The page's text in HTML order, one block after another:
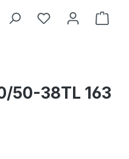
50-38TL 163